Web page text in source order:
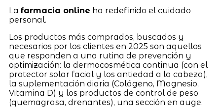
La farmacia online ha redefinido el cuidado
personal.
Los productos más comprados, buscados y
necesarios por los clientes en 2025 son aquellos
que responden a una rutina de prevención y
optimización: la dermocosmética continua (con el
protector solar facial y los antiedad a la cabeza),
la suplementación diaria (Colágeno, Magnesio,
Vitamina D) y los productos de control de peso
(quemagrasa, drenantes), una sección en auge.